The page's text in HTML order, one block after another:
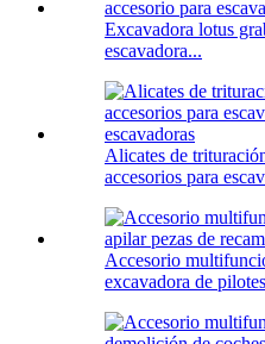
Excavadora lotus
escavadora...
Alicates de
accesorios para
Accesorio
excavadora de